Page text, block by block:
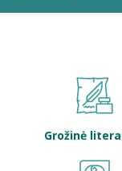
Grožinė